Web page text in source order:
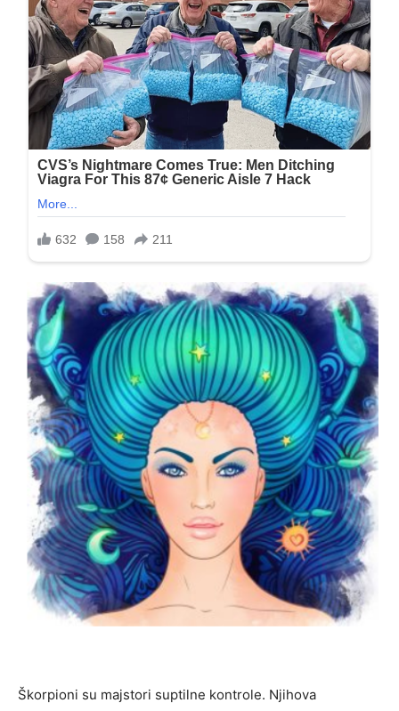
Škorpioni su majstori suptilne kontrole. Njihova